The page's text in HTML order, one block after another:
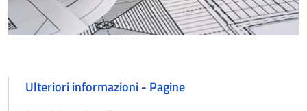
Ulteriori informazioni - Pagine